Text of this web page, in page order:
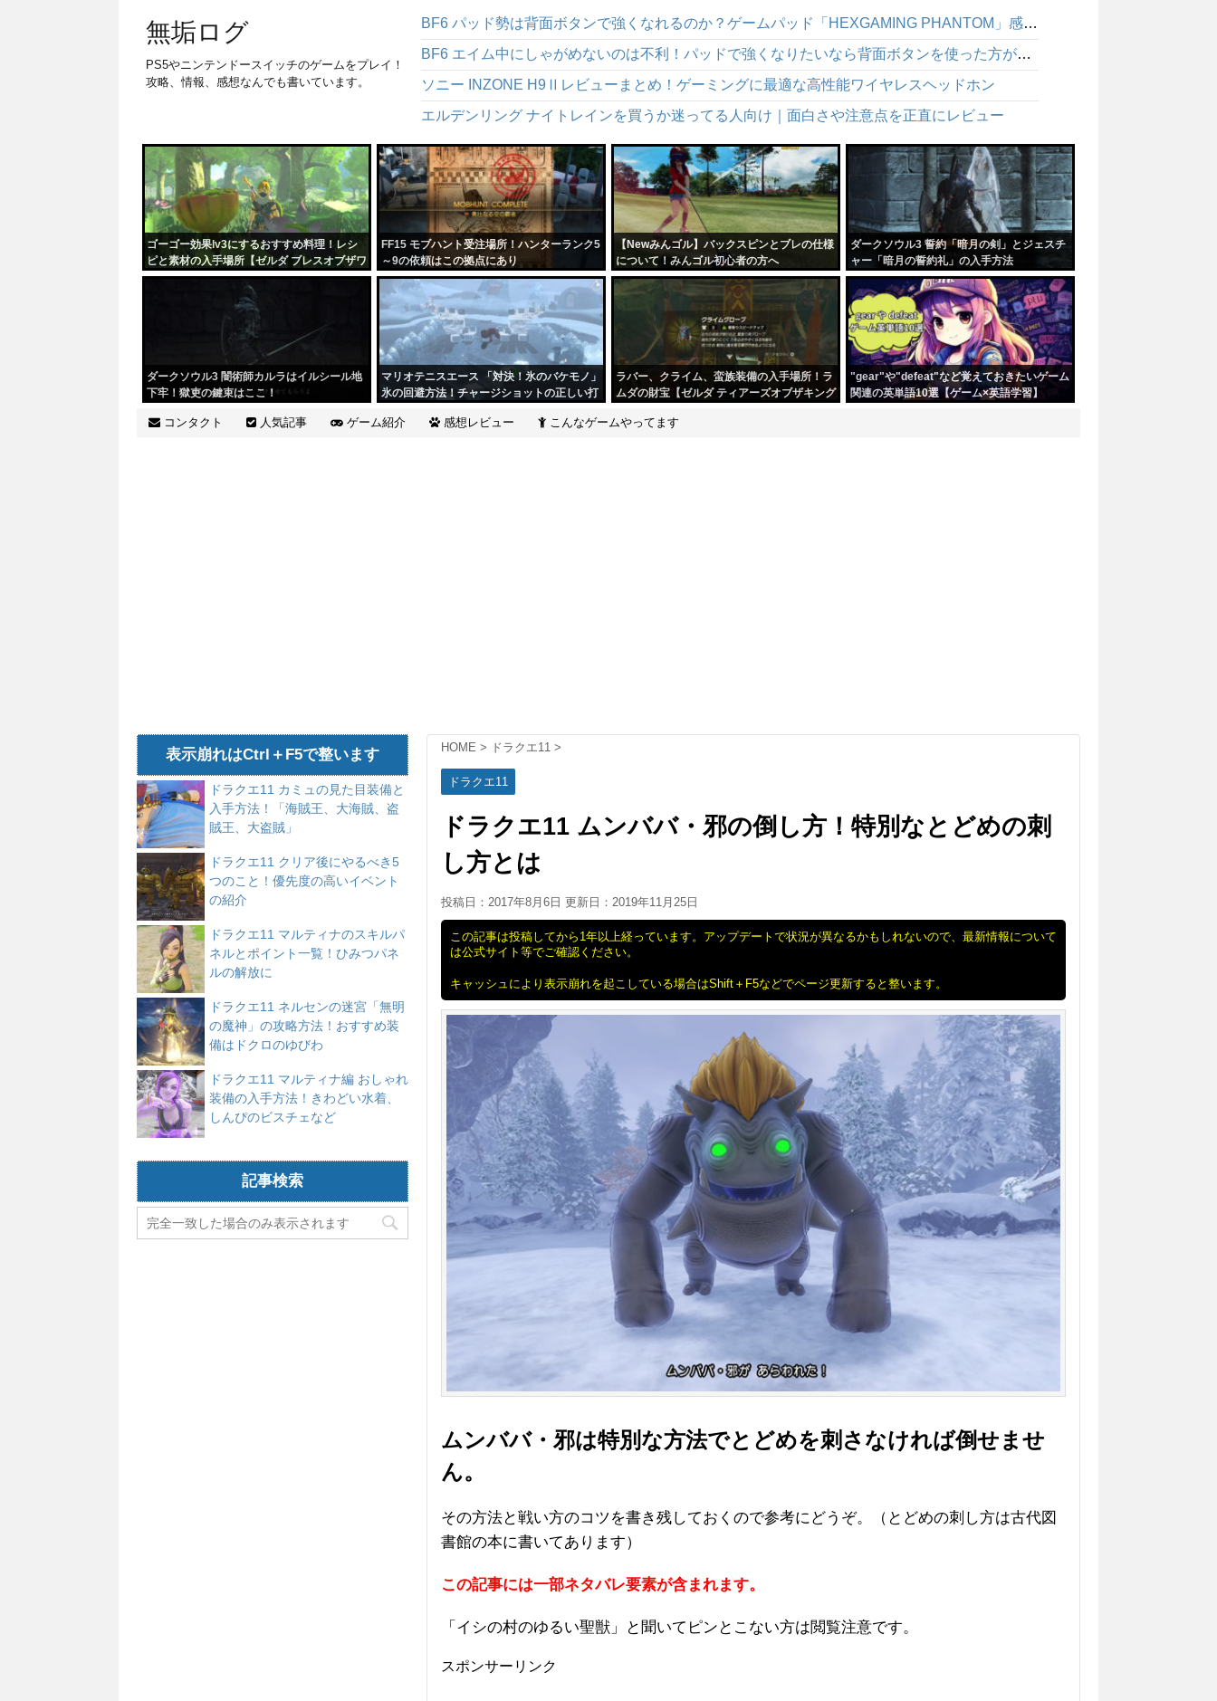
無垢ログ
PS5やニンテンドースイッチのゲームをプレイ！
攻略、情報、感想なんでも書いています。
BF6 パッド勢は背面ボタンで強くなれるのか？ゲームパッド「HEXGAMING PHANTOM」感想レビュー
BF6 エイム中にしゃがめないのは不利！パッドで強くなりたいなら背面ボタンを使った方が絶対にいい
ソニー INZONE H9Ⅱレビューまとめ！ゲーミングに最適な高性能ワイヤレスヘッドホン
エルデンリング ナイトレインを買うか迷ってる人向け｜面白さや注意点を正直にレビュー
ゴーゴー効果lv3にするおすすめ料理！レシ
ピと素材の入手場所【ゼルダ ブレスオブザワ
イルド】
FF15 モブハント受注場所！ハンターランク5
～9の依頼はこの拠点にあり
【Newみんゴル】バックスピンとブレの仕様
について！みんゴル初心者の方へ
ダークソウル3 誓約「暗月の剣」とジェスチ
ャー「暗月の誓約礼」の入手方法
ダークソウル3 闇術師カルラはイルシール地
下牢！獄吏の鍵束はここ！
マリオテニスエース 「対決！氷のバケモノ」
氷の回避方法！チャージショットの正しい打
ラバー、クライム、蛮族装備の入手場所！ラ
ムダの財宝【ゼルダ ティアーズオブザキング
"gear"や"defeat"など覚えておきたいゲーム
関連の英単語10選【ゲーム×英語学習】
コンタクト 人気記事 ゲーム紹介 感想レビュー こんなゲームやってます
HOME > ドラクエ11 >
ドラクエ11
ドラクエ11 ムンババ・邪の倒し方！特別なとどめの刺
し方とは
投稿日：2017年8月6日 更新日： 2019年11月25日
この記事は投稿してから1年以上経っています。アップデートで状況が異なるかもしれないので、最新情報について
は公式サイト等でご確認ください。
キャッシュにより表示崩れを起こしている場合はShift＋F5などでページ更新すると整います。
ムンババ・邪は特別な方法でとどめを刺さなければ倒せませ
ん。
その方法と戦い方のコツを書き残しておくので参考にどうぞ。（とどめの刺し方は古代図
書館の本に書いてあります）
この記事には一部ネタバレ要素が含まれます。
「イシの村のゆるい聖獣」と聞いてピンとこない方は閲覧注意です。
スポンサーリンク
表示崩れはCtrl＋F5で整います
ドラクエ11 カミュの見た目装備と
入手方法！「海賊王、大海賊、盗
賊王、大盗賊」
ドラクエ11 クリア後にやるべき5
つのこと！優先度の高いイベント
の紹介
ドラクエ11 マルティナのスキルパ
ネルとポイント一覧！ひみつパネ
ルの解放に
ドラクエ11 ネルセンの迷宮「無明
の魔神」の攻略方法！おすすめ装
備はドクロのゆびわ
ドラクエ11 マルティナ編 おしゃれ
装備の入手方法！きわどい水着、
しんぴのビスチェなど
記事検索